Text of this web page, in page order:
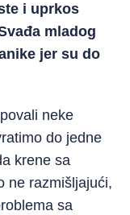
i uprkos
mladog
jer su do
neke
do jedne
krene sa
ne razmišljajući,
sa